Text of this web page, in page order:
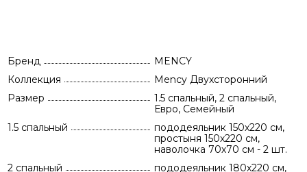
Бренд
MENCY
Коллекция
Mency Двухсторонний
Размер
1.5 спальный, 2 спальный,
Евро, Семейный
1.5 спальный
пододеяльник 150х220 см,
простыня 150х220 см,
наволочка 70х70 см - 2 шт.
2 спальный
пододеяльник 180х220 см,